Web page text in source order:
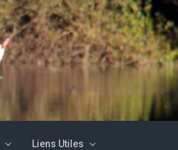
Liens Utiles